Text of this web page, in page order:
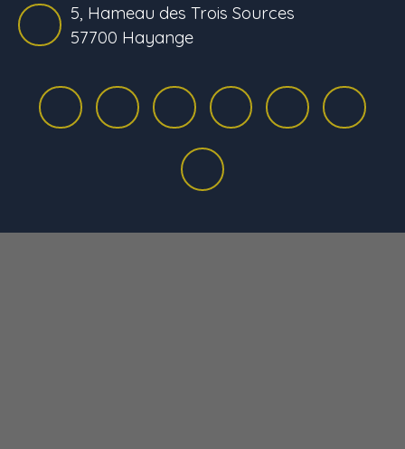
5, Hameau des Trois Sources
57700 Hayange